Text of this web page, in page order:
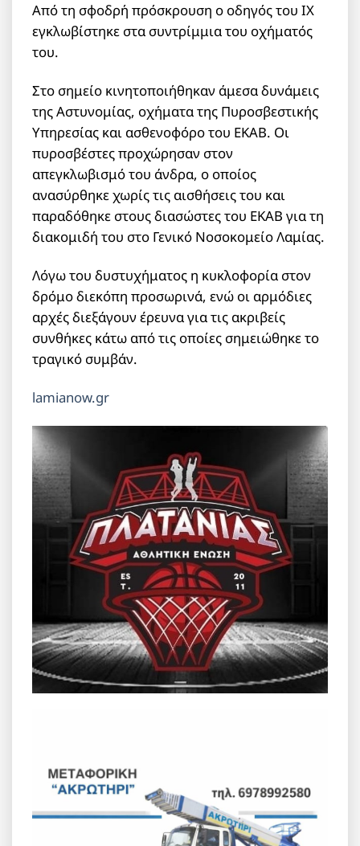
Από τη σφοδρή πρόσκρουση ο οδηγός του ΙΧ
εγκλωβίστηκε στα συντρίμμια του οχήματός
του.
Στο σημείο κινητοποιήθηκαν άμεσα δυνάμεις
της Αστυνομίας, οχήματα της Πυροσβεστικής
Υπηρεσίας και ασθενοφόρο του ΕΚΑΒ. Οι
πυροσβέστες προχώρησαν στον
απεγκλωβισμό του άνδρα, ο οποίος
ανασύρθηκε χωρίς τις αισθήσεις του και
παραδόθηκε στους διασώστες του ΕΚΑΒ για τη
διακομιδή του στο Γενικό Νοσοκομείο Λαμίας.
Λόγω του δυστυχήματος η κυκλοφορία στον
δρόμο διεκόπη προσωρινά, ενώ οι αρμόδιες
αρχές διεξάγουν έρευνα για τις ακριβείς
συνθήκες κάτω από τις οποίες σημειώθηκε το
τραγικό συμβάν.
lamianow.gr